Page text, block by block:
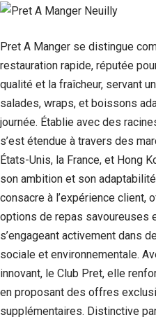
Pret A Manger se distingue
restauration rapide, réputée
qualité et la fraîcheur, servant
salades, wraps, et boissons
journée. Établie avec des
s’est étendue à travers des
États-Unis, la France, et Hong
son ambition et son
consacre à l’expérience client,
options de repas savoureuses
s’engageant activement dans
sociale et environnementale.
innovant, le Club Pret, elle
en proposant des offres
supplémentaires. Distinctive
voir du
personnalisés.